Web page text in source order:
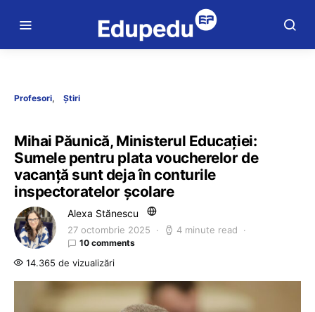
Profesori Știri
Mihai Păunică, Ministerul Educației:
Sumele pentru plata voucherelor de
vacanță sunt deja în conturile
inspectoratelor școlare
Alexa Stănescu
27 octombrie 2025 4 minute read
10 comments
14.365 de vizualizări